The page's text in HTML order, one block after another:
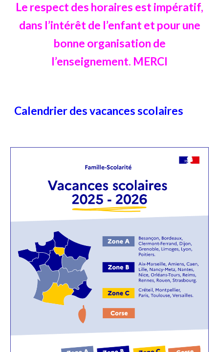
Le respect des horaires est impératif,
dans l’intérêt de l’enfant et pour une
bonne organisation de
l’enseignement. MERCI
Calendrier des vacances scolaires